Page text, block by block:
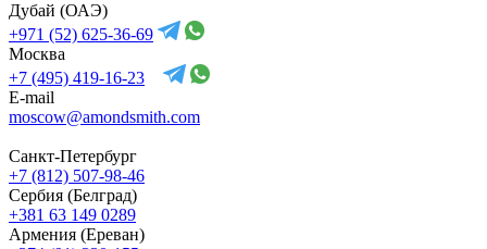
Дубай (ОАЭ)
+971 (52) 625-36-69
Москва
+7 (495) 419-16-23
E-mail
moscow@amondsmith.com
Санкт-Петербург
+7 (812) 507-98-46
Сербия (Белград)
+381 63 149 0289
Армения (Ереван)